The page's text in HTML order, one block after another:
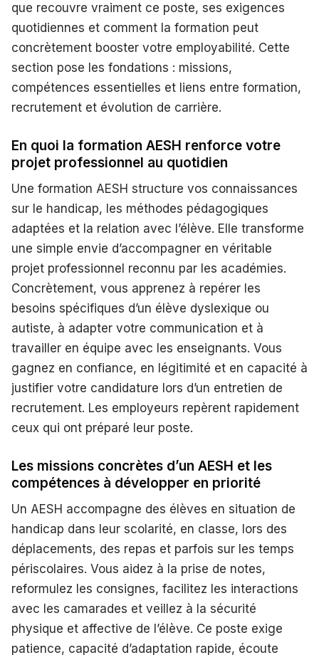
que recouvre vraiment ce poste, ses exigences
quotidiennes et comment la formation peut
concrètement booster votre employabilité. Cette
section pose les fondations : missions,
compétences essentielles et liens entre formation,
recrutement et évolution de carrière.
En quoi la formation AESH renforce votre
projet professionnel au quotidien
Une formation AESH structure vos connaissances
sur le handicap, les méthodes pédagogiques
adaptées et la relation avec l’élève. Elle transforme
une simple envie d’accompagner en véritable
projet professionnel reconnu par les académies.
Concrètement, vous apprenez à repérer les
besoins spécifiques d’un élève dyslexique ou
autiste, à adapter votre communication et à
travailler en équipe avec les enseignants. Vous
gagnez en confiance, en légitimité et en capacité à
justifier votre candidature lors d’un entretien de
recrutement. Les employeurs repèrent rapidement
ceux qui ont préparé leur poste.
Les missions concrètes d’un AESH et les
compétences à développer en priorité
Un AESH accompagne des élèves en situation de
handicap dans leur scolarité, en classe, lors des
déplacements, des repas et parfois sur les temps
périscolaires. Vous aidez à la prise de notes,
reformulez les consignes, facilitez les interactions
avec les camarades et veillez à la sécurité
physique et affective de l’élève. Ce poste exige
patience, capacité d’adaptation rapide, écoute